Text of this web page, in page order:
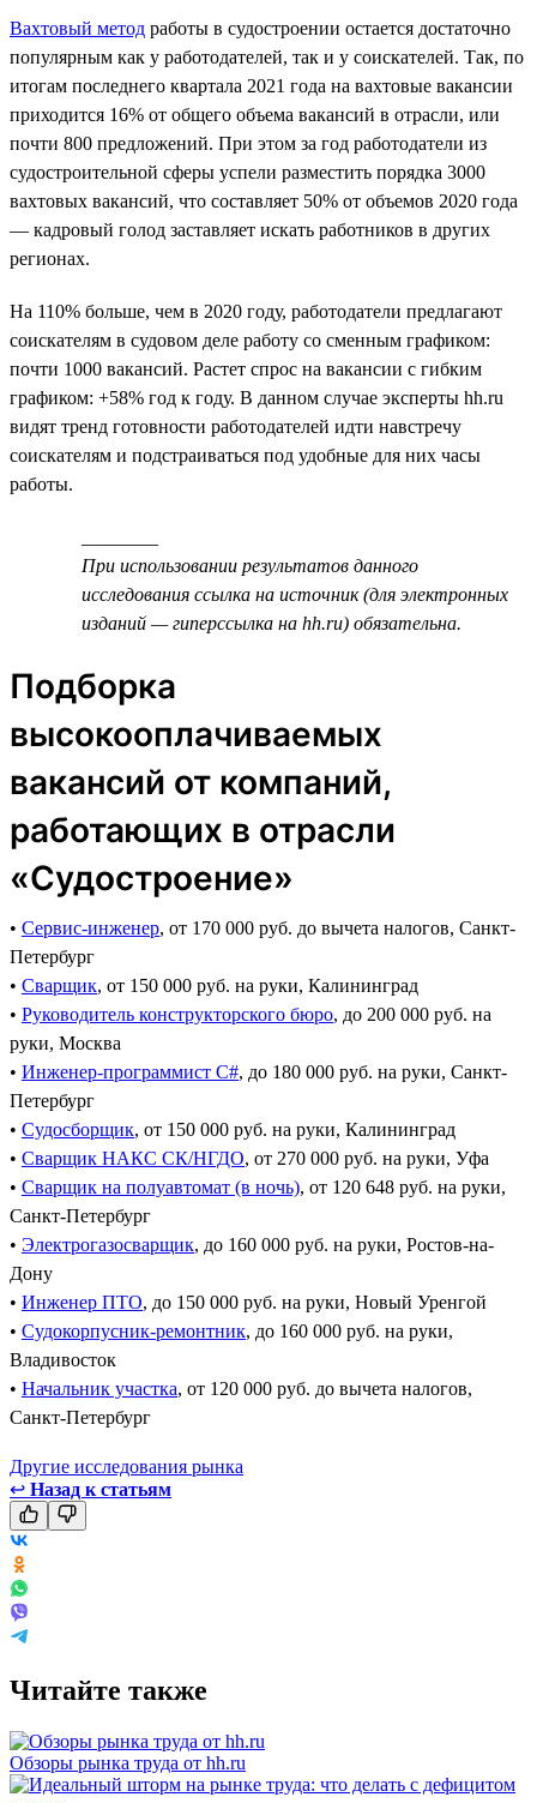
Вахтовый метод работы в судостроении остается достаточно
популярным как у работодателей, так и у соискателей. Так, по
итогам последнего квартала 2021 года на вахтовые вакансии
приходится 16% от общего объема вакансий в отрасли, или
почти 800 предложений. При этом за год работодатели из
судостроительной сферы успели разместить порядка 3000
вахтовых вакансий, что составляет 50% от объемов 2020 года
— кадровый голод заставляет искать работников в других
регионах.
На 110% больше, чем в 2020 году, работодатели предлагают
соискателям в судовом деле работу со сменным графиком:
почти 1000 вакансий. Растет спрос на вакансии с гибким
графиком: +58% год к году. В данном случае эксперты hh.ru
видят тренд готовности работодателей идти навстречу
соискателям и подстраиваться под удобные для них часы
работы.
При использовании результатов данного
исследования ссылка на источник (для электронных
изданий — гиперссылка на hh.ru) обязательна.
Подборка
высокооплачиваемых
вакансий от компаний,
работающих в отрасли
«Судостроение»
• Сервис-инженер, от 170 000 руб. до вычета налогов, Санкт-
Петербург
• Сварщик, от 150 000 руб. на руки, Калининград
• Руководитель конструкторского бюро, до 200 000 руб. на
руки, Москва
• Инженер-программист C#, до 180 000 руб. на руки, Санкт-
Петербург
• Судосборщик, от 150 000 руб. на руки, Калининград
• Сварщик НАКС СК/НГДО, от 270 000 руб. на руки, Уфа
• Сварщик на полуавтомат (в ночь), от 120 648 руб. на руки,
Санкт-Петербург
• Электрогазосварщик, до 160 000 руб. на руки, Ростов-на-
Дону
• Инженер ПТО, до 150 000 руб. на руки, Новый Уренгой
• Судокорпусник-ремонтник, до 160 000 руб. на руки,
Владивосток
• Начальник участка, от 120 000 руб. до вычета налогов,
Санкт-Петербург
Другие исследования рынка
↩ Назад к статьям
Читайте также
Обзоры рынка труда от hh.ru